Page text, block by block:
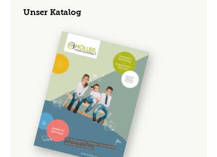
Unser Katalog